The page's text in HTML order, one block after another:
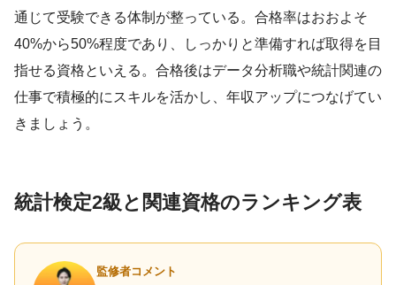
通じて受験できる体制が整っている。合格率はおおよそ
40%から50%程度であり、しっかりと準備すれば取得を目
指せる資格といえる。合格後はデータ分析職や統計関連の
仕事で積極的にスキルを活かし、年収アップにつなげてい
きましょう。
統計検定2級と関連資格のランキング表
監修者コメント